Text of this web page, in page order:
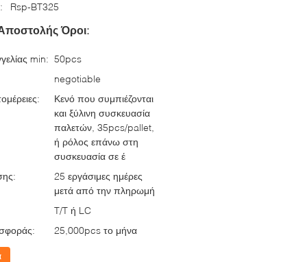
Rsp-BT325
Όροι:
min: 50pcs
negotiable
Κενό που συμπιέζονται
και ξύλινη συσκευασία
παλετών, 35pcs/pallet,
ή ρόλος επάνω στη
συσκευασία σε έ
25 εργάσιμες ημέρες
μετά από την πληρωμή
T/T ή LC
25,000pcs το μήνα